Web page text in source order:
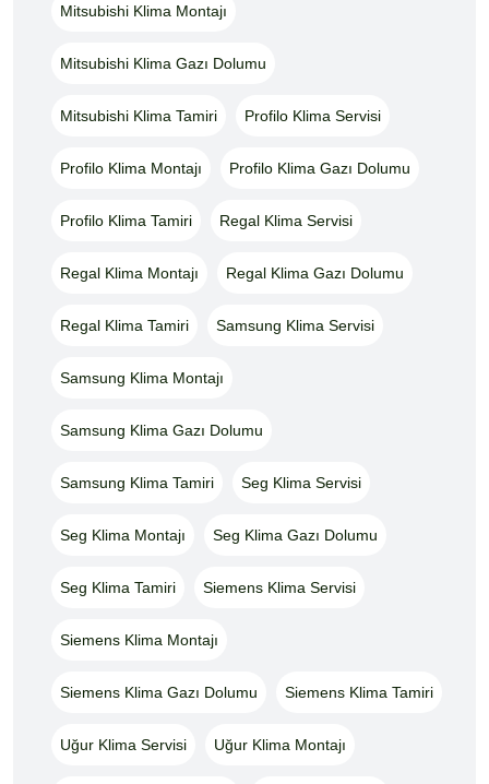
Mitsubishi Klima Montajı
Mitsubishi Klima Gazı Dolumu
Mitsubishi Klima Tamiri Profilo Klima Servisi
Profilo Klima Montajı Profilo Klima Gazı Dolumu
Profilo Klima Tamiri Regal Klima Servisi
Regal Klima Montajı Regal Klima Gazı Dolumu
Regal Klima Tamiri Samsung Klima Servisi
Samsung Klima Montajı
Samsung Klima Gazı Dolumu
Samsung Klima Tamiri Seg Klima Servisi
Seg Klima Montajı Seg Klima Gazı Dolumu
Seg Klima Tamiri Siemens Klima Servisi
Siemens Klima Montajı
Siemens Klima Gazı Dolumu Siemens Klima Tamiri
Uğur Klima Servisi Uğur Klima Montajı